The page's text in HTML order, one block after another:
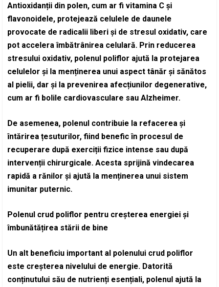
Antioxidanții din polen, cum ar fi vitamina C și
flavonoidele, protejează celulele de daunele
provocate de radicalii liberi și de stresul oxidativ, care
pot accelera îmbătrânirea celulară. Prin reducerea
stresului oxidativ, polenul poliflor ajută la protejarea
celulelor și la menținerea unui aspect tânăr și sănătos
al pielii, dar și la prevenirea afecțiunilor degenerative,
cum ar fi bolile cardiovasculare sau Alzheimer.
De asemenea, polenul contribuie la refacerea și
întărirea țesuturilor, fiind benefic în procesul de
recuperare după exerciții fizice intense sau după
intervenții chirurgicale. Acesta sprijină vindecarea
rapidă a rănilor și ajută la menținerea unui sistem
imunitar puternic.
Polenul crud poliflor pentru creșterea energiei și
îmbunătățirea stării de bine
Un alt beneficiu important al polenului crud poliflor
este creșterea nivelului de energie. Datorită
conținutului său de nutrienți esențiali, polenul ajută la